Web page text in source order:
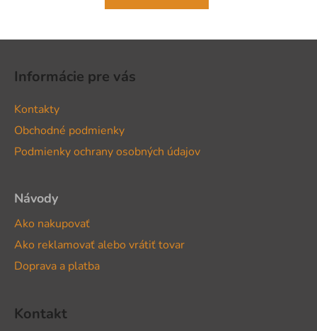
Informácie pre vás
Kontakty
Obchodné podmienky
Podmienky ochrany osobných údajov
Návody
Ako nakupovať
Ako reklamovať alebo vrátiť tovar
Doprava a platba
Kontakt